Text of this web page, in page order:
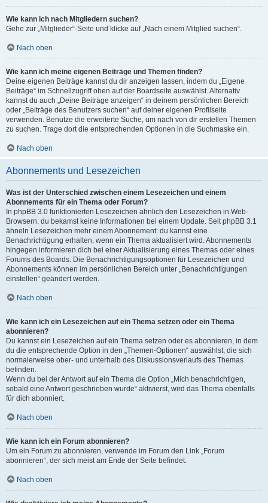
Wie kann ich nach Mitgliedern suchen?
Gehe zur „Mitglieder“-Seite und klicke auf „Nach einem Mitglied suchen“.
Nach oben
Wie kann ich meine eigenen Beiträge und Themen finden?
Deine eigenen Beiträge kannst du dir anzeigen lassen, indem du „Eigene
Beiträge“ im Schnellzugriff oben auf der Boardseite auswählst. Alternativ
kannst du auch „Deine Beiträge anzeigen“ in deinem persönlichen Bereich
oder „Beiträge des Benutzers suchen“ auf deiner eigenen Profilseite
verwenden. Benutze die erweiterte Suche, um nach von dir erstellen Themen
zu suchen. Trage dort die entsprechenden Optionen in die Suchmaske ein.
Nach oben
Abonnements und Lesezeichen
Was ist der Unterschied zwischen einem Lesezeichen und einem
Abonnements für ein Thema oder Forum?
In phpBB 3.0 funktionierten Lesezeichen ähnlich den Lesezeichen in Web-
Browsern: du bekamst keine Informationen bei einem Update. Seit phpBB 3.1
ähneln Lesezeichen mehr einem Abonnement: du kannst eine
Benachrichtigung erhalten, wenn ein Thema aktualisiert wird. Abonnements
hingegen informieren dich bei einer Aktualisierung eines Themas oder eines
Forums des Boards. Die Benachrichtigungsoptionen für Lesezeichen und
Abonnements können im persönlichen Bereich unter „Benachrichtigungen
einstellen“ geändert werden.
Nach oben
Wie kann ich ein Lesezeichen auf ein Thema setzen oder ein Thema
abonnieren?
Du kannst ein Lesezeichen auf ein Thema setzen oder es abonnieren, in dem
du die entsprechende Option in den „Themen-Optionen“ auswählst, die sich
normalerweise ober- und unterhalb des Diskussionsverlaufs des Themas
befinden.
Wenn du bei der Antwort auf ein Thema die Option „Mich benachrichtigen,
sobald eine Antwort geschrieben wurde“ aktivierst, wird das Thema ebenfalls
für dich abonniert.
Nach oben
Wie kann ich ein Forum abonnieren?
Um ein Forum zu abonnieren, verwende im Forum den Link „Forum
abonnieren“, der sich meist am Ende der Seite befindet.
Nach oben